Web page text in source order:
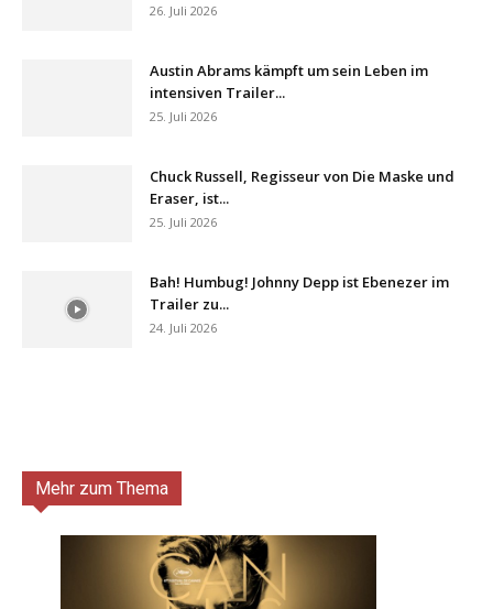
26. Juli 2026
Austin Abrams kämpft um sein Leben im
intensiven Trailer...
25. Juli 2026
Chuck Russell, Regisseur von Die Maske und
Eraser, ist...
25. Juli 2026
Bah! Humbug! Johnny Depp ist Ebenezer im
Trailer zu...
24. Juli 2026
Mehr zum Thema